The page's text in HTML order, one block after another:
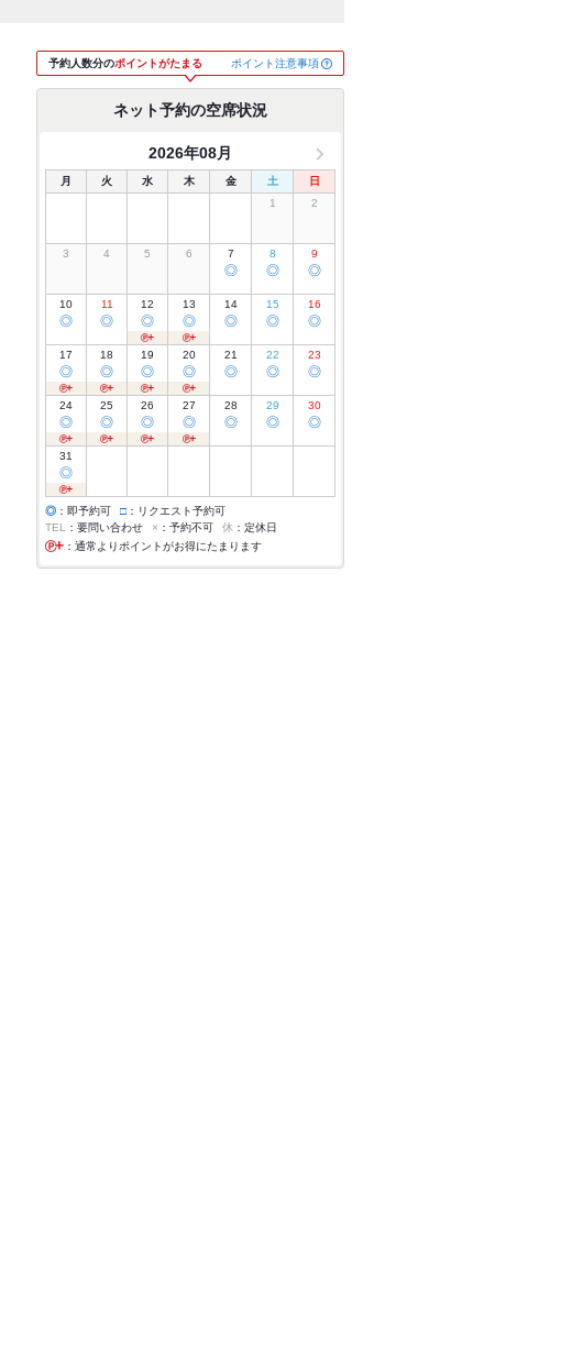
予約人数分のポイントがたまる ポイント注意事項
ネット予約の空席状況
2026年08月
月 火 水 木 金 土
日
1
2
3 4 5 6 7
◎
8
◎
9
◎
10
◎
11
◎
12
◎
13
◎
14
◎
15
◎
16
◎
17
◎
18
◎
19
◎
20
◎
21
◎
22
◎
23
◎
24
◎
25
◎
26
◎
27
◎
28
◎
29
◎
30
◎
31
◎
◎ ：即予約可 □ ：リクエスト予約可
TEL
：要問い合わせ × ：予約不可 休 ：定休日
：通常よりポイントがお得にたまります